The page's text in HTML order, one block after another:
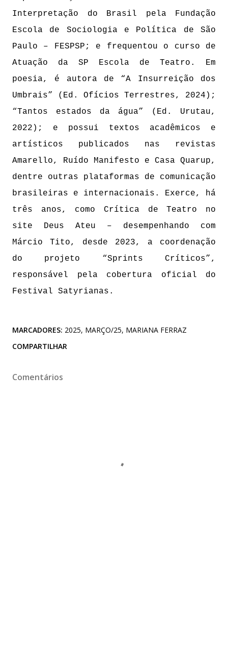
Interpretação do Brasil pela Fundação
Escola de Sociologia e Política de São
Paulo – FESPSP; e frequentou o curso de
Atuação da SP Escola de Teatro. Em
poesia, é autora de “A Insurreição dos
Umbrais” (Ed. Ofícios Terrestres, 2024);
“Tantos estados da água” (Ed. Urutau,
2022); e possui textos acadêmicos e
artísticos publicados nas revistas
Amarello, Ruído Manifesto e Casa Quarup,
dentre outras plataformas de comunicação
brasileiras e internacionais. Exerce, há
três anos, como Crítica de Teatro no
site Deus Ateu – desempenhando com
Márcio Tito, desde 2023, a coordenação
do projeto “Sprints Críticos”,
responsável pela cobertura oficial do
Festival Satyrianas.
MARCADORES: 2025 MARÇO/25 MARIANA FERRAZ
COMPARTILHAR
Comentários